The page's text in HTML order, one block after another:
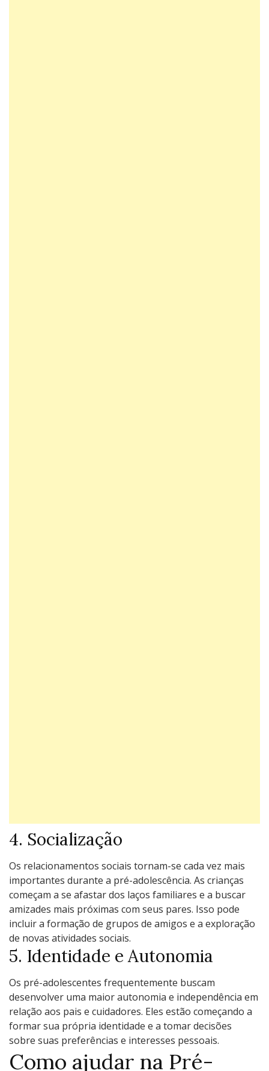
4. Socialização
Os relacionamentos sociais tornam-se cada vez mais
importantes durante a pré-adolescência. As crianças
começam a se afastar dos laços familiares e a buscar
amizades mais próximas com seus pares. Isso pode
incluir a formação de grupos de amigos e a exploração
de novas atividades sociais.
5. Identidade e Autonomia
Os pré-adolescentes frequentemente buscam
desenvolver uma maior autonomia e independência em
relação aos pais e cuidadores. Eles estão começando a
formar sua própria identidade e a tomar decisões
sobre suas preferências e interesses pessoais.
Como ajudar na Pré-